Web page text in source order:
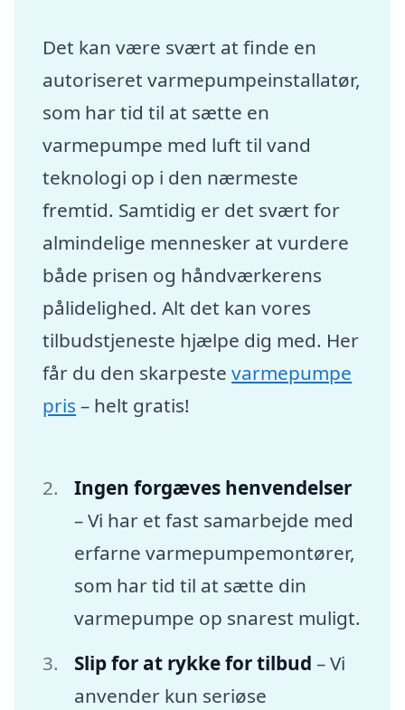
Det kan være svært at finde en
autoriseret varmepumpeinstallatør,
som har tid til at sætte en
varmepumpe med luft til vand
teknologi op i den nærmeste
fremtid. Samtidig er det svært for
almindelige mennesker at vurdere
både prisen og håndværkerens
pålidelighed. Alt det kan vores
tilbudstjeneste hjælpe dig med. Her
får du den skarpestevarmepumpe
pris – helt gratis!
Ingen forgæves henvendelser
– Vi har et fast samarbejde med
erfarne varmepumpemontører,
som har tid til at sætte din
varmepumpe op snarest muligt.
Slip for at rykke for tilbud – Vi
anvender kun seriøse